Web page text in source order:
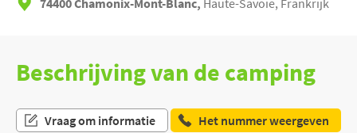
74400 Chamonix-Mont-Blanc, Haute-Savoie, Frankrijk
Beschrijving van de camping
Vraag om informatie
Het nummer weergeven